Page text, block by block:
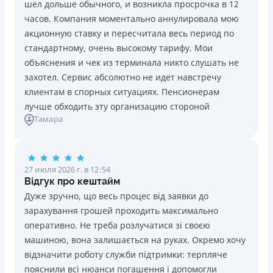
Погашение
В кассах и терминалах отделений
Оплата на расчетный счёт
Онлайн (через сайт или интернет-банкинг)
Через терминалы самообслуживания
Лицензия НБУ
Лицензия НБУ №10
Вся информация о кредите
ПОЛУЧИТЬ ЗАЙМ
Возраст
18 - 70 лет
Преимущества
Сниженная процентная ставка 0,01% в день для
новых клиентов на период от 3 до 30 дней (после
этого стандартная ставка 1%)
Запрашиваются только данные паспорта, ИНН, номер
банковской карты и телефона
проблемной кредитной историей.
Переводятся деньги на банковскую карту сразу после
подписания электронного договора о предоставлении
кредита
Дарятся скидки до -99% постоянным клиентам на
будущие кредиты согласно программе лояльности
Программа лояльности для постоянных клиентов
Круглосуточная поддержка в Viber, Telegram,
шел дольше обычного, и возникла просрочка в 12
часов. Компания моментально аннулировала мою
акционную ставку и пересчитала весь период по
стандартному, очень высокому тарифу. Мои
объяснения и чек из терминала никто слушать не
захотел. Сервис абсолютно не идет навстречу
клиентам в спорных ситуациях. Пенсионерам
лучше обходить эту организацию стороной
Тамара
27 июля 2026 г. в 12:54
Відгук про кештайм
Дуже зручно, що весь процес від заявки до
зарахування грошей проходить максимально
оперативно. Не треба розлучатися зі своєю
машиною, вона залишається на руках. Окремо хочу
відзначити роботу служби підтримки: терпляче
пояснили всі нюанси погашення і допомогли